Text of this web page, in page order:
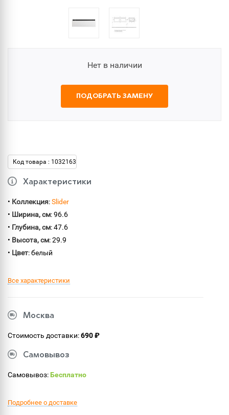
Нет в наличии
ПОДОБРАТЬ ЗАМЕНУ
Код товара : 1032163
Характеристики
• Коллекция:Slider
• Ширина, см: 96.6
• Глубина, см: 47.6
• Высота, см: 29.9
• Цвет: белый
Все характеристики
Москва
Стоимость доставки:690 ₽
Самовывоз
Самовывоз:Бесплатно
Подробнее о доставке